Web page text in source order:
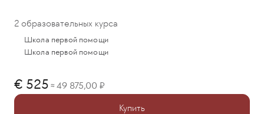
2 образовательных курса
Школа первой помощи
Школа первой помощи
Купить
525 ≈ 49 875,00